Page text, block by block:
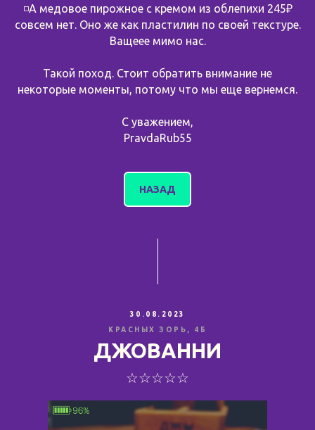
◽️А медовое пирожное с кремом из облепихи 245₽
совсем нет. Оно же как пластилин по своей текстуре.
Ващеее мимо нас.
Такой поход. Стоит обратить внимание не
некоторые моменты, потому что мы еще вернемся.
С уважением,
PravdaRub55
НАЗАД
30.08.2023
КРАСНЫХ ЗОРЬ, 4Б
ДЖОВАННИ
☆☆☆☆☆